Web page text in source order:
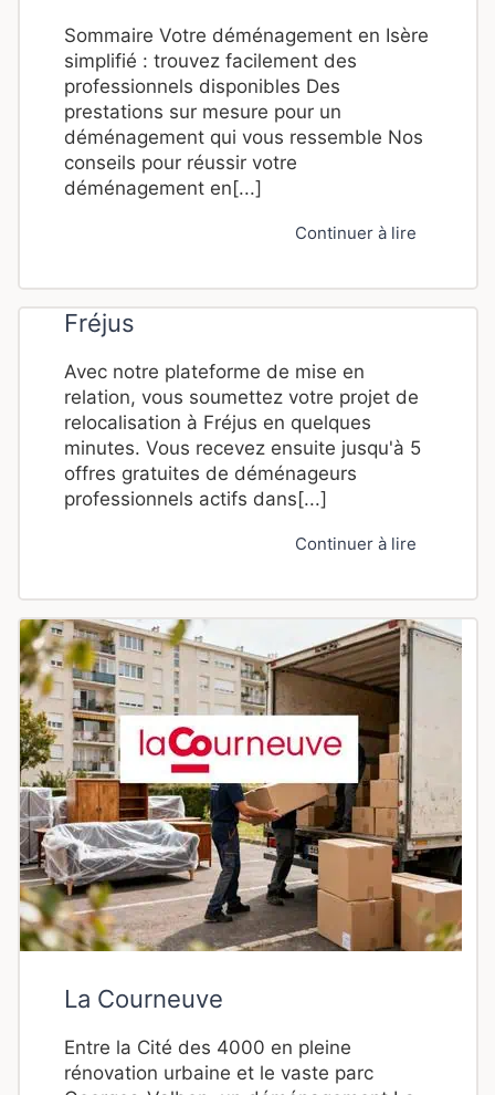
Sommaire Votre déménagement en Isère
simplifié : trouvez facilement des
professionnels disponibles Des
prestations sur mesure pour un
déménagement qui vous ressemble Nos
conseils pour réussir votre
déménagement en[...]
Continuer à lire
Fréjus
Avec notre plateforme de mise en
relation, vous soumettez votre projet de
relocalisation à Fréjus en quelques
minutes. Vous recevez ensuite jusqu'à 5
offres gratuites de déménageurs
professionnels actifs dans[...]
Continuer à lire
La Courneuve
Entre la Cité des 4000 en pleine
rénovation urbaine et le vaste parc